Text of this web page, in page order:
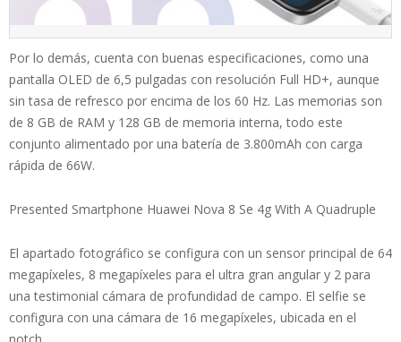
Por lo demás, cuenta con buenas especificaciones, como una
pantalla OLED de 6,5 pulgadas con resolución Full HD+, aunque
sin tasa de refresco por encima de los 60 Hz. Las memorias son
de 8 GB de RAM y 128 GB de memoria interna, todo este
conjunto alimentado por una batería de 3.800mAh con carga
rápida de 66W.
Presented Smartphone Huawei Nova 8 Se 4g With A Quadruple
El apartado fotográfico se configura con un sensor principal de 64
megapíxeles, 8 megapíxeles para el ultra gran angular y 2 para
una testimonial cámara de profundidad de campo. El selfie se
configura con una cámara de 16 megapíxeles, ubicada en el